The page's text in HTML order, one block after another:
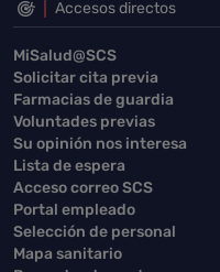
Accesos directos
MiSalud@SCS
Solicitar cita previa
Farmacias de guardia
Voluntades previas
Su opinión nos interesa
Lista de espera
Acceso correo SCS
Portal empleado
Selección de personal
Mapa sanitario